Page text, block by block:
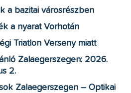
a bazitai városrészben
a nyarat Vorhotán
Triatlon Verseny miatt
Zalaegerszegen: 2026.
2.
Zalaegerszegen – Optikai